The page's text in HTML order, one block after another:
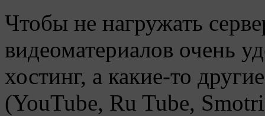
Чтобы не нагружать
видеоматериалов очень
хостинг, а какие-то
(YouTube, Ru Tube,